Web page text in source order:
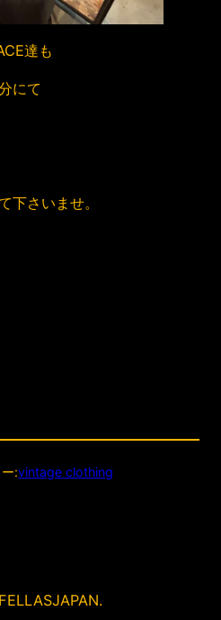
達も
にて
下さいませ。
:vintage clothing